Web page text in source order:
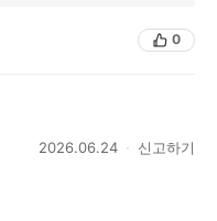
0
2026.06.24 신고하기